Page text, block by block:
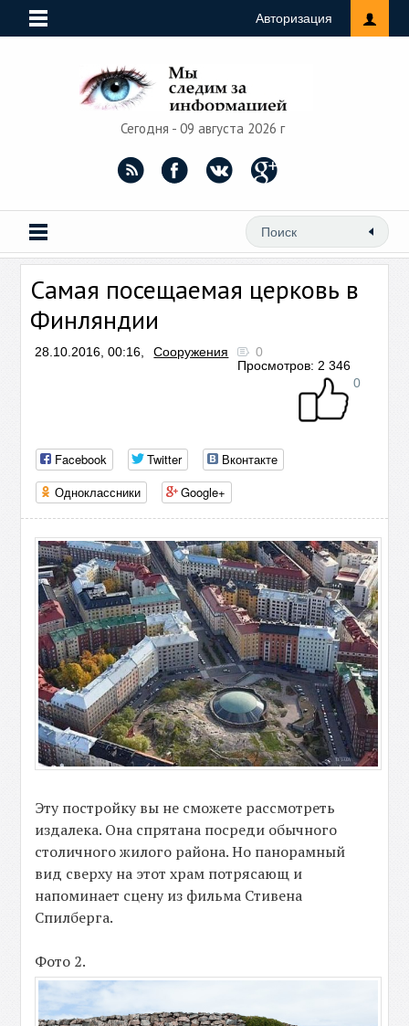
Авторизация
Сегодня - 09 августа 2026 г
Самая посещаемая церковь в
Финляндии
28.10.2016, 00:16, Сооружения
0
Просмотров: 2 346
0
Facebook Twitter
Вконтакте
Одноклассники
Google+
Эту постройку вы не сможете рассмотреть
издалека. Она спрятана посреди обычного
столичного жилого района. Но панорамный
вид сверху на этот храм потрясающ и
напоминает сцену из фильма Стивена
Спилберга.
Фото 2.